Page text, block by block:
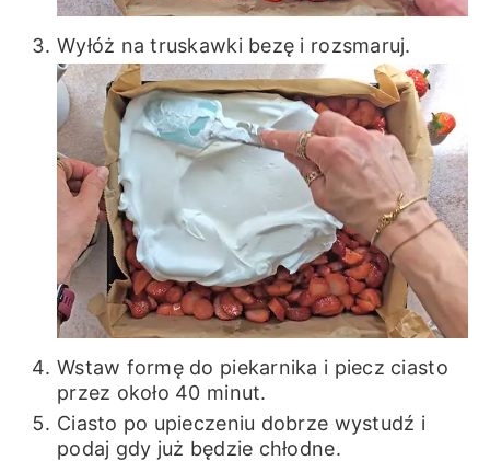
Wyłóż na truskawki bezę i rozsmaruj.
Wstaw formę do piekarnika i piecz ciasto
przez około 40 minut.
Ciasto po upieczeniu dobrze wystudź i
podaj gdy już będzie chłodne.